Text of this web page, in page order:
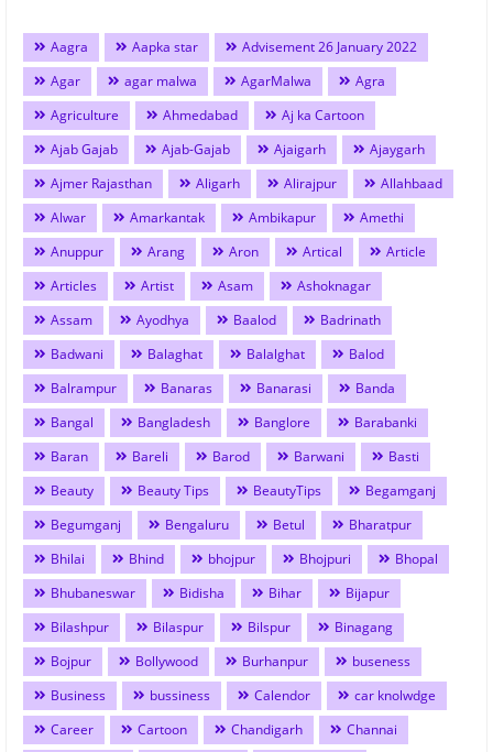
Aagra Aapka star
Advisement 26 January 2022
Agar
agar malwa AgarMalwa
Agra
Agriculture
Ahmedabad
Aj ka Cartoon
Ajab Gajab
Ajab-Gajab Ajaigarh
Ajaygarh
Ajmer Rajasthan
Aligarh Alirajpur
Allahbaad
Alwar
Amarkantak Ambikapur
Amethi
Anuppur
Arang Aron Artical
Article
Articles
Artist Asam
Ashoknagar
Assam
Ayodhya Baalod
Badrinath
Badwani
Balaghat Balalghat
Balod
Balrampur
Banaras Banarasi
Banda
Bangal
Bangladesh Banglore
Barabanki
Baran
Bareli Barod Barwani
Basti
Beauty
Beauty Tips BeautyTips
Begamganj
Begumganj
Bengaluru Betul
Bharatpur
Bhilai
Bhind bhojpur Bhojpuri
Bhopal
Bhubaneswar
Bidisha Bihar
Bijapur
Bilashpur
Bilaspur Bilspur
Binagang
Bojpur
Bollywood Burhanpur
buseness
Business
bussiness Calendor
car knolwdge
Career
Cartoon Chandigarh
Channai